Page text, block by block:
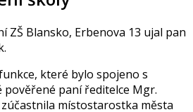
ZŠ Blansko, Erbenova 13 ujal pan
které bylo spojeno s
pověřené paní ředitelce Mgr.
místostarostka města